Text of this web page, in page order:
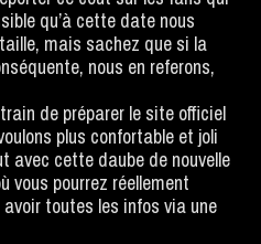
qu’à cette date nous
mais sachez que si la
nous en referons,
de préparer le site officiel
plus confortable et joli
avec cette daube de nouvelle
vous pourrez réellement
toutes les infos via une